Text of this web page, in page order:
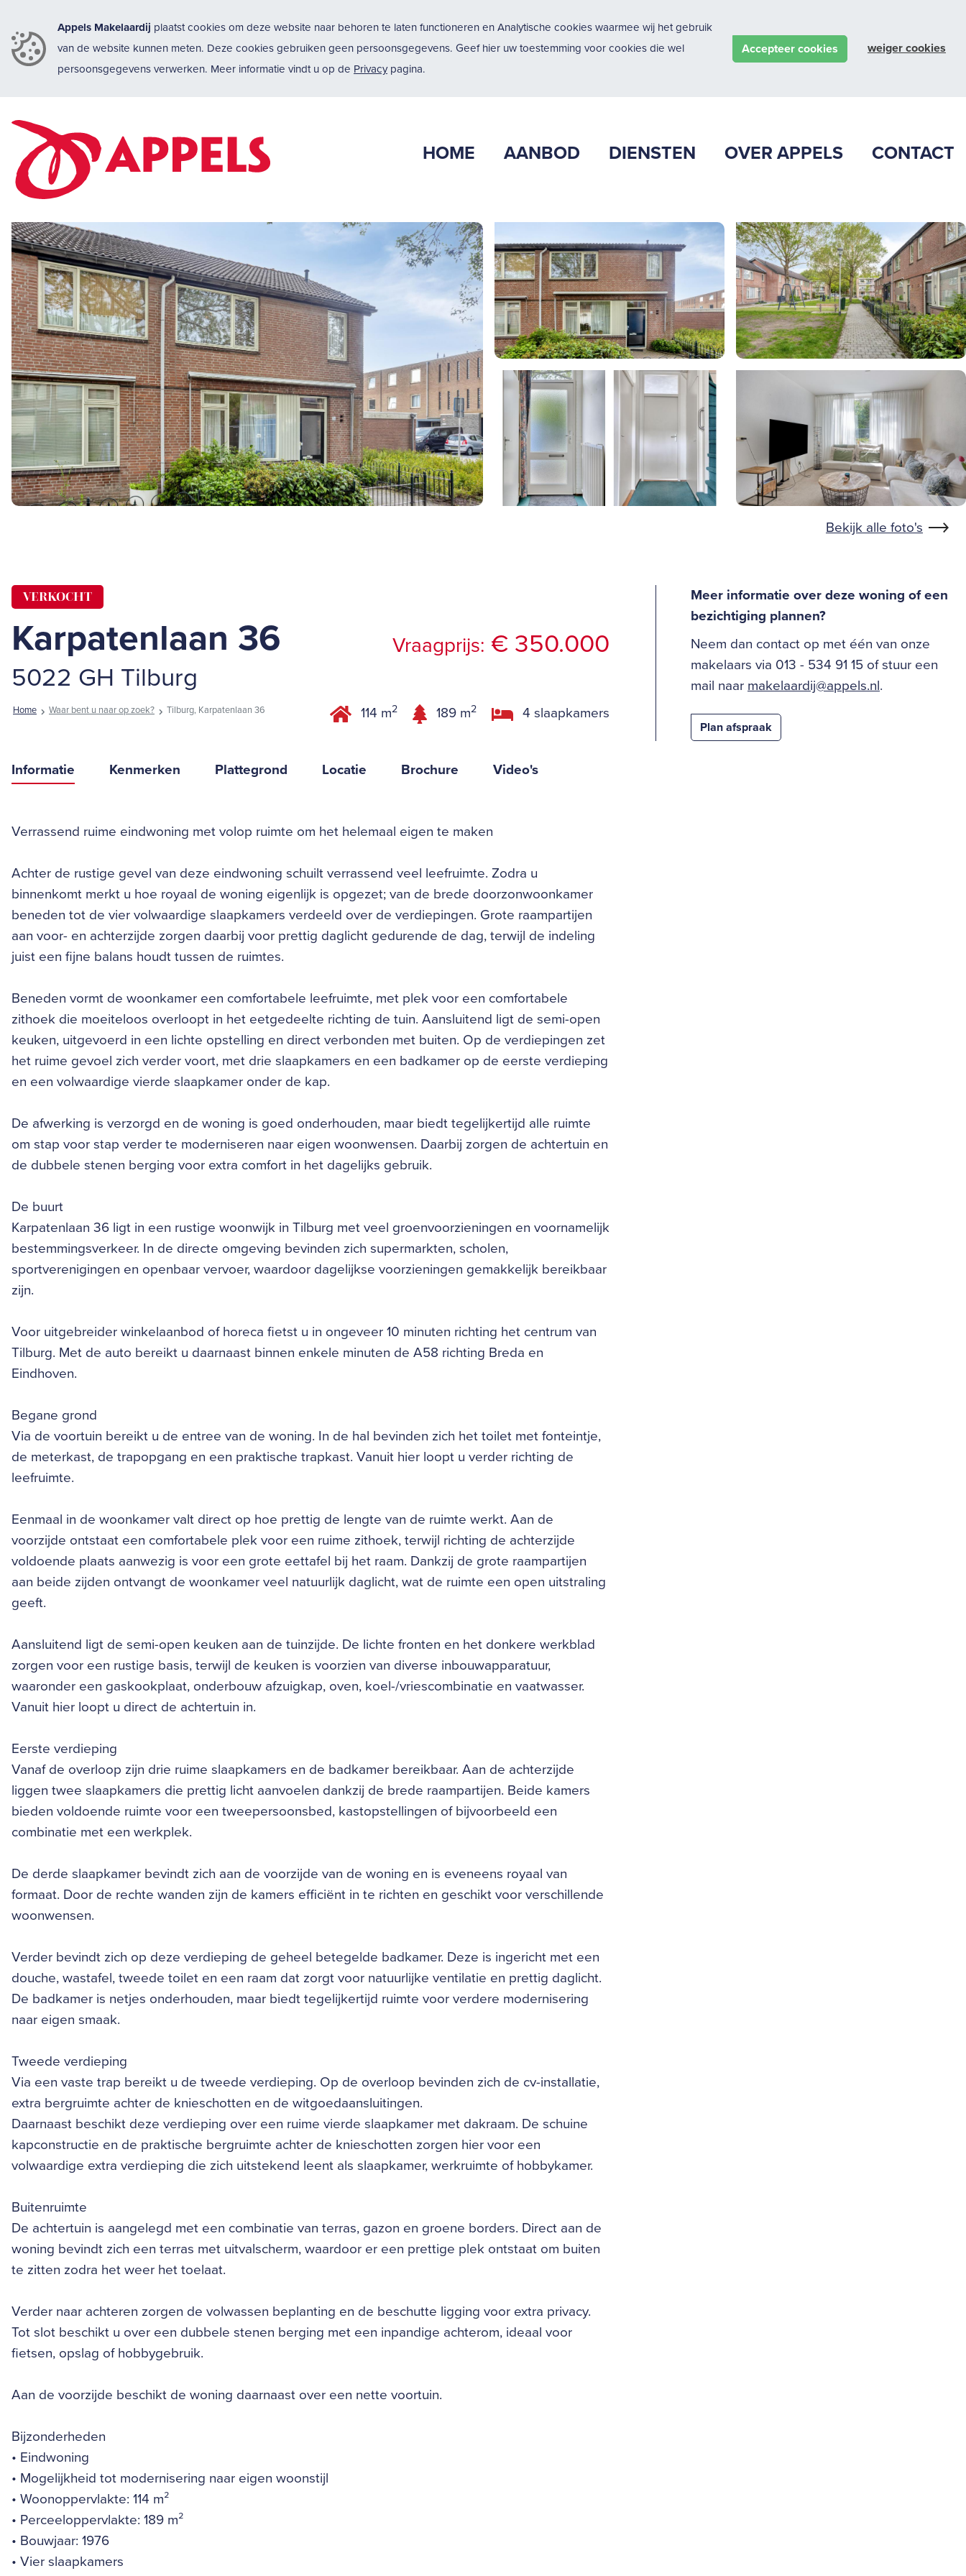
Appels Makelaardij plaatst cookies om deze website naar behoren te laten functioneren en Analytische cookies waarmee wij het gebruik
van de website kunnen meten. Deze cookies gebruiken geen persoonsgegevens. Geef hier uw toestemming voor cookies die wel
persoonsgegevens verwerken. Meer informatie vindt u op de Privacypagina.
Accepteer cookies weiger cookies
HOME AANBOD DIENSTEN OVER APPELS CONTACT
Bekijk alle foto's
VERKOCHT
Vraagprijs: € 350.000
Karpatenlaan 36
5022 GH Tilburg
Home Waar bent u naar op zoek? Tilburg, Karpatenlaan 36 114 m2 189 m2 4 slaapkamers
Informatie Kenmerken Plattegrond Locatie Brochure Video's
Verrassend ruime eindwoning met volop ruimte om het helemaal eigen te maken
Achter de rustige gevel van deze eindwoning schuilt verrassend veel leefruimte. Zodra u
binnenkomt merkt u hoe royaal de woning eigenlijk is opgezet; van de brede doorzonwoonkamer
beneden tot de vier volwaardige slaapkamers verdeeld over de verdiepingen. Grote raampartijen
aan voor- en achterzijde zorgen daarbij voor prettig daglicht gedurende de dag, terwijl de indeling
juist een fijne balans houdt tussen de ruimtes.
Beneden vormt de woonkamer een comfortabele leefruimte, met plek voor een comfortabele
zithoek die moeiteloos overloopt in het eetgedeelte richting de tuin. Aansluitend ligt de semi-open
keuken, uitgevoerd in een lichte opstelling en direct verbonden met buiten. Op de verdiepingen zet
het ruime gevoel zich verder voort, met drie slaapkamers en een badkamer op de eerste verdieping
en een volwaardige vierde slaapkamer onder de kap.
De afwerking is verzorgd en de woning is goed onderhouden, maar biedt tegelijkertijd alle ruimte
om stap voor stap verder te moderniseren naar eigen woonwensen. Daarbij zorgen de achtertuin en
de dubbele stenen berging voor extra comfort in het dagelijks gebruik.
De buurt
Karpatenlaan 36 ligt in een rustige woonwijk in Tilburg met veel groenvoorzieningen en voornamelijk
bestemmingsverkeer. In de directe omgeving bevinden zich supermarkten, scholen,
sportverenigingen en openbaar vervoer, waardoor dagelijkse voorzieningen gemakkelijk bereikbaar
zijn.
Voor uitgebreider winkelaanbod of horeca fietst u in ongeveer 10 minuten richting het centrum van
Tilburg. Met de auto bereikt u daarnaast binnen enkele minuten de A58 richting Breda en
Eindhoven.
Begane grond
Via de voortuin bereikt u de entree van de woning. In de hal bevinden zich het toilet met fonteintje,
de meterkast, de trapopgang en een praktische trapkast. Vanuit hier loopt u verder richting de
leefruimte.
Eenmaal in de woonkamer valt direct op hoe prettig de lengte van de ruimte werkt. Aan de
voorzijde ontstaat een comfortabele plek voor een ruime zithoek, terwijl richting de achterzijde
voldoende plaats aanwezig is voor een grote eettafel bij het raam. Dankzij de grote raampartijen
aan beide zijden ontvangt de woonkamer veel natuurlijk daglicht, wat de ruimte een open uitstraling
geeft.
Aansluitend ligt de semi-open keuken aan de tuinzijde. De lichte fronten en het donkere werkblad
zorgen voor een rustige basis, terwijl de keuken is voorzien van diverse inbouwapparatuur,
waaronder een gaskookplaat, onderbouw afzuigkap, oven, koel-/vriescombinatie en vaatwasser.
Vanuit hier loopt u direct de achtertuin in.
Eerste verdieping
Vanaf de overloop zijn drie ruime slaapkamers en de badkamer bereikbaar. Aan de achterzijde
liggen twee slaapkamers die prettig licht aanvoelen dankzij de brede raampartijen. Beide kamers
bieden voldoende ruimte voor een tweepersoonsbed, kastopstellingen of bijvoorbeeld een
combinatie met een werkplek.
De derde slaapkamer bevindt zich aan de voorzijde van de woning en is eveneens royaal van
formaat. Door de rechte wanden zijn de kamers efficiënt in te richten en geschikt voor verschillende
woonwensen.
Verder bevindt zich op deze verdieping de geheel betegelde badkamer. Deze is ingericht met een
douche, wastafel, tweede toilet en een raam dat zorgt voor natuurlijke ventilatie en prettig daglicht.
De badkamer is netjes onderhouden, maar biedt tegelijkertijd ruimte voor verdere modernisering
naar eigen smaak.
Tweede verdieping
Via een vaste trap bereikt u de tweede verdieping. Op de overloop bevinden zich de cv-installatie,
extra bergruimte achter de knieschotten en de witgoedaansluitingen.
Daarnaast beschikt deze verdieping over een ruime vierde slaapkamer met dakraam. De schuine
kapconstructie en de praktische bergruimte achter de knieschotten zorgen hier voor een
volwaardige extra verdieping die zich uitstekend leent als slaapkamer, werkruimte of hobbykamer.
Buitenruimte
De achtertuin is aangelegd met een combinatie van terras, gazon en groene borders. Direct aan de
woning bevindt zich een terras met uitvalscherm, waardoor er een prettige plek ontstaat om buiten
te zitten zodra het weer het toelaat.
Verder naar achteren zorgen de volwassen beplanting en de beschutte ligging voor extra privacy.
Tot slot beschikt u over een dubbele stenen berging met een inpandige achterom, ideaal voor
fietsen, opslag of hobbygebruik.
Aan de voorzijde beschikt de woning daarnaast over een nette voortuin.
Bijzonderheden
• Eindwoning
• Mogelijkheid tot modernisering naar eigen woonstijl
• Woonoppervlakte: 114 m²
• Perceeloppervlakte: 189 m²
• Bouwjaar: 1976
• Vier slaapkamers
Meer informatie over deze woning of een
bezichtiging plannen?
Neem dan contact op met één van onze
makelaars via 013 - 534 91 15 of stuur een
mail naar makelaardij@appels.nl.
Plan afspraak